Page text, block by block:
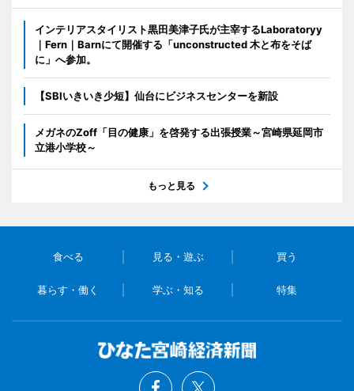
インテリアスタイリスト黒田美津子氏が主宰するLaboratoryy
｜Fern｜Barnにて開催する「unconstructed 木と布をそば
に」へ参加。
【SBIいきいき少短】仙台にビジネスセンターを新設
メガネのZoff「目の健康」を啓発する出張授業～宮崎県延岡市
立港小学校～
もっと見る
食べる 見る・遊ぶ 買う
暮らす・働く 学ぶ・知る 特集